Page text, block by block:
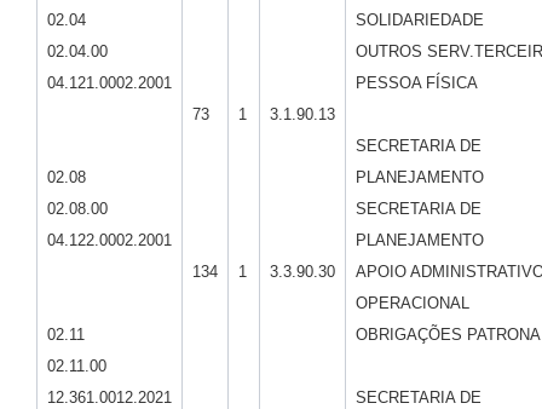
02.04
02.04.00
04.121.0002.2001
02.08
02.08.00
04.122.0002.2001
02.11
02.11.00
12.361.0012.2021
73
134
1
1
3.1.90.13
3.3.90.30
SOLIDARIEDADE
OUTROS
PESSOA FÍSICA
SECRETARIA DE
PLANEJAMENTO
SECRETARIA DE
PLANEJAMENTO
APOIO
OPERACIONAL
OBRIGAÇÕES
SECRETARIA DE